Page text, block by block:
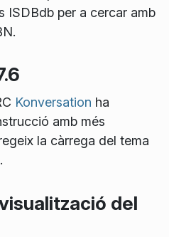
ISDBdb per a cercar amb
Konversation ha
amb més
la càrrega del tema
del